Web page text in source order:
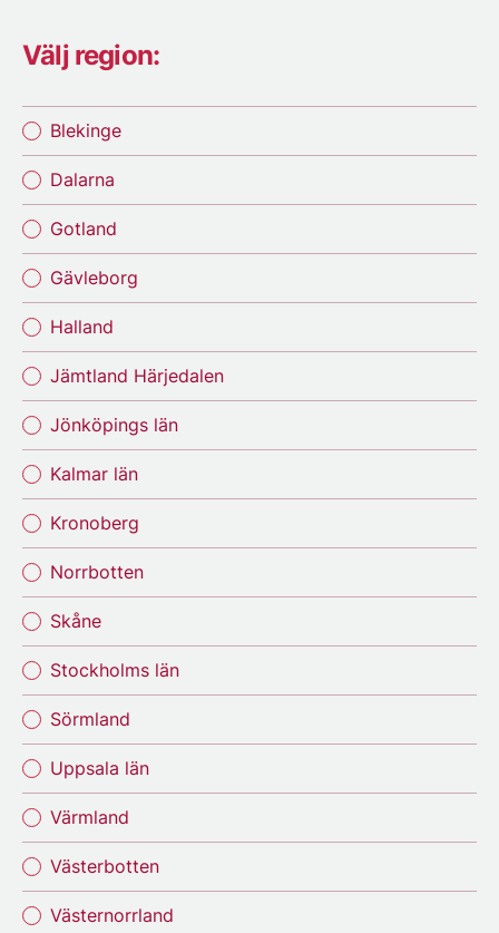
Välj region:
Blekinge
Dalarna
Gotland
Gävleborg
Halland
Jämtland Härjedalen
Jönköpings län
Kalmar län
Kronoberg
Norrbotten
Skåne
Stockholms län
Sörmland
Uppsala län
Värmland
Västerbotten
Västernorrland